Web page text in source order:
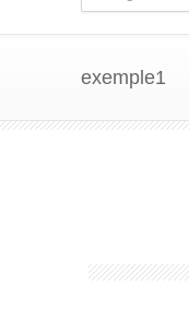
exemple1